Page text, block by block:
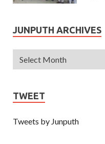
JUNPUTH ARCHIVES
TWEET
Tweets by Junputh